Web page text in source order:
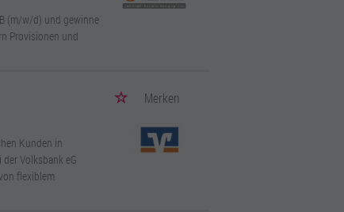
(m/w/d) und gewinne
Provisionen und
Merken
Kunden in
Volksbank eG
flexiblem